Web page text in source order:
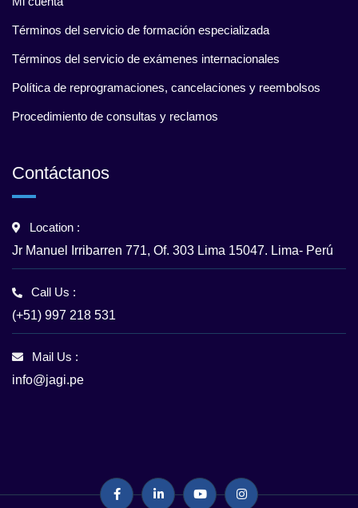
Términos del servicio de formación especializada
Términos del servicio de exámenes internacionales
Política de reprogramaciones, cancelaciones y reembolsos
Procedimiento de consultas y reclamos
Contáctanos
Location :
Jr Manuel Irribarren 771, Of. 303 Lima 15047. Lima- Perú
Call Us :
(+51) 997 218 531
Mail Us :
info@jagi.pe